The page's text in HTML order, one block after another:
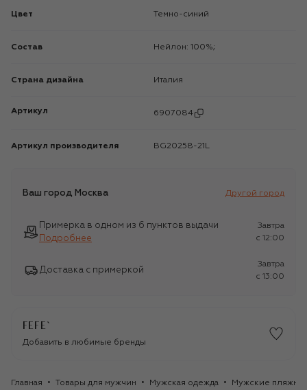
Цвет Темно-синий
Состав Нейлон: 100%;
Страна дизайна Италия
Артикул 6907084
Артикул производителя BG20258-21L
Ваш город Москва Другой город
Примерка в одном из 6 пунктов выдачи
Подробнее
Завтра
c 12:00
Доставка с примеркой
Завтра
c 13:00
FEFE`
Добавить в любимые бренды
Главная Товары для мужчин Мужская одежда Мужские